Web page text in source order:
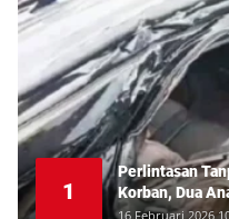
1
Perlintasan
Korban, Dua
Deli
16,Februari 2026